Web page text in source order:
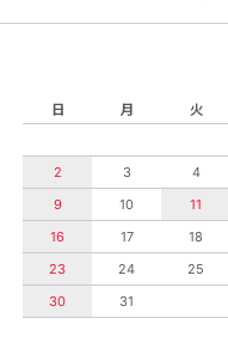
日
月 火
2
3 4
9
10 11
16
17 18
23
24 25
30
31